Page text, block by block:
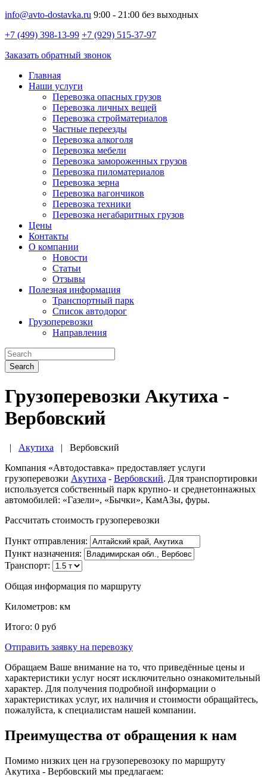
info@avto-dostavka.ru 9:00 - 21:00 без выходных
+7 (499) 398-13-99 +7 (929) 515-37-97
Заказать обратный звонок
Главная
Наши услуги
Перевозка опасных грузов
Перевозка личных вещей
Перевозка стройматериалов
Частные переезды
Перевозка алкоголя
Перевозка мебели
Перевозка замороженных грузов
Перевозка пиломатериалов
Перевозка зерна
Перевозка вагончиков
Перевозка техники
Перевозка негабаритных грузов
Цены
Контакты
О компании
Новости
Статьи
Отзывы
Полезная информация
Транспортный парк
Список автодорог
Грузоперевозки
Направления
Search
Грузоперевозки Акутиха -
Вербовский
| Акутиха | Вербовский
Компания «Автодоставка» предоставляет услуги
грузоперевозки Акутиха - Вербовский. Для транспортировки
используется собственный парк крупно- и среднетоннажных
автомобилей: «Газели», «Бычки», КамАЗы, фуры.
Рассчитать стоимость грузоперевозки
Пункт отправления:
Пункт назначения:
Транспорт:
Общая информация по маршруту
Километров: км
Итого: 0 руб
Отправить заявку на перевозку
Обращаем Ваше внимание на то, что приведённые цены и
характеристики услуг носят исключительно ознакомительный
характер. Для получения подробной информации о
характеристиках услуг, их наличия и стоимости обращайтесь,
пожалуйста, к специалистам нашей компании.
Преимущества от обращения к нам
Помимо низких цен на грузоперевозоку по маршруту
Акутиха - Вербовский мы предлагаем: